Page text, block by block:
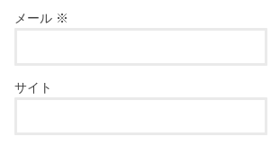
メール ※
サイト